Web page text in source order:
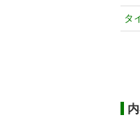
タ